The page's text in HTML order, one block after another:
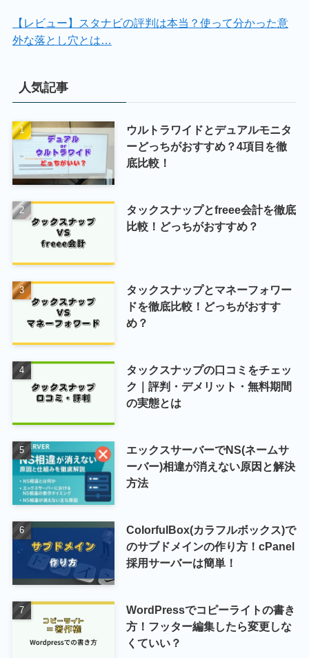
【レビュー】スタナビの評判は本当？使って分かった意
外な落とし穴とは…
人気記事
ウルトラワイドとデュアルモニタ
ーどっちがおすすめ？4項目を徹
底比較！
タックスナップとfreee会計を徹底
比較！どっちがおすすめ？
タックスナップとマネーフォワー
ドを徹底比較！どっちがおすす
め？
タックスナップの口コミをチェッ
ク｜評判・デメリット・無料期間
の実態とは
エックスサーバーでNS(ネームサ
ーバー)相違が消えない原因と解決
方法
ColorfulBox(カラフルボックス)で
のサブドメインの作り方！cPanel
採用サーバーは簡単！
WordPressでコピーライトの書き
方！フッター編集したら変更しな
くていい？